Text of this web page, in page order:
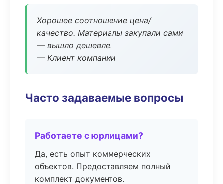
Хорошее соотношение цена/
качество. Материалы закупали сами
— вышло дешевле.
— Клиент компании
Часто задаваемые вопросы
Работаете с юрлицами?
Да, есть опыт коммерческих
объектов. Предоставляем полный
комплект документов.